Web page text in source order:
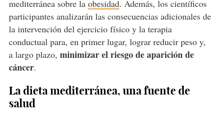
mediterránea sobre la obesidad. Además, los científicos
participantes analizarán las consecuencias adicionales de
la intervención del ejercicio físico y la terapia
conductual para, en primer lugar, lograr reducir peso y,
a largo plazo, minimizar el riesgo de aparición de
cáncer.
La dieta mediterránea, una fuente de
salud